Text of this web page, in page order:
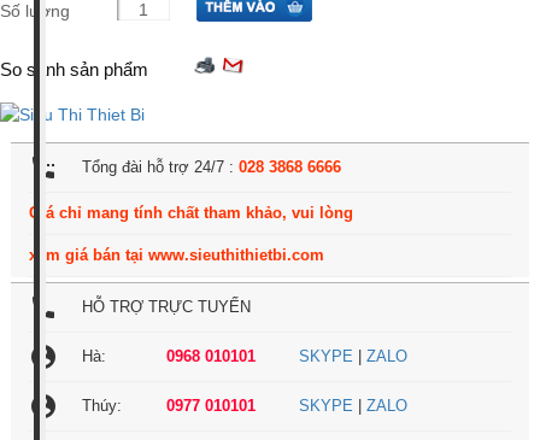
Số lượng
So sánh sản phẩm
settings_phone Tổng đài hỗ trợ 24/7 : 028 3868 6666
Giá chỉ mang tính chất tham khảo, vui lòng
xem giá bán tại www.sieuthithietbi.com
local_phone HỖ TRỢ TRỰC TUYẾN
account_circle Hà: 0968 010101 SKYPE ZALO
account_circle Thúy: 0977 010101 SKYPE ZALO